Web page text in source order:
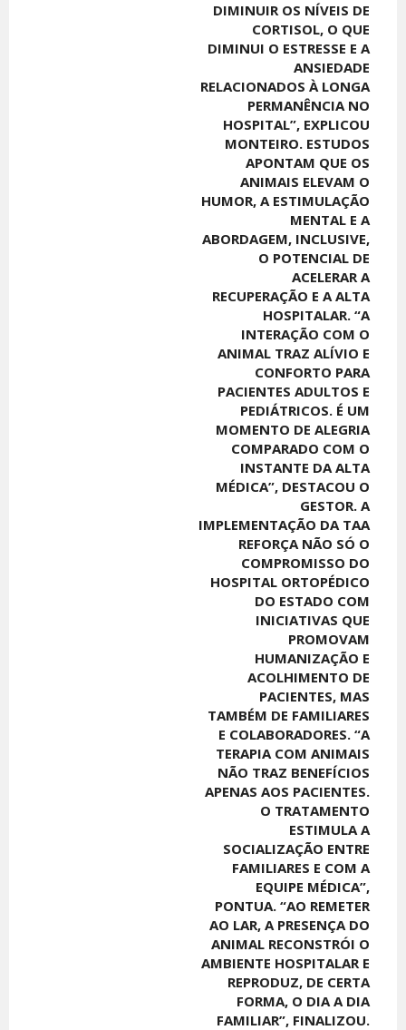
DIMINUIR OS NÍVEIS DE
CORTISOL, O QUE
DIMINUI O ESTRESSE E A
ANSIEDADE
RELACIONADOS À LONGA
PERMANÊNCIA NO
HOSPITAL”, EXPLICOU
MONTEIRO. ESTUDOS
APONTAM QUE OS
ANIMAIS ELEVAM O
HUMOR, A ESTIMULAÇÃO
MENTAL E A
ABORDAGEM, INCLUSIVE,
O POTENCIAL DE
ACELERAR A
RECUPERAÇÃO E A ALTA
HOSPITALAR. “A
INTERAÇÃO COM O
ANIMAL TRAZ ALÍVIO E
CONFORTO PARA
PACIENTES ADULTOS E
PEDIÁTRICOS. É UM
MOMENTO DE ALEGRIA
COMPARADO COM O
INSTANTE DA ALTA
MÉDICA”, DESTACOU O
GESTOR. A
IMPLEMENTAÇÃO DA TAA
REFORÇA NÃO SÓ O
COMPROMISSO DO
HOSPITAL ORTOPÉDICO
DO ESTADO COM
INICIATIVAS QUE
PROMOVAM
HUMANIZAÇÃO E
ACOLHIMENTO DE
PACIENTES, MAS
TAMBÉM DE FAMILIARES
E COLABORADORES. “A
TERAPIA COM ANIMAIS
NÃO TRAZ BENEFÍCIOS
APENAS AOS PACIENTES.
O TRATAMENTO
ESTIMULA A
SOCIALIZAÇÃO ENTRE
FAMILIARES E COM A
EQUIPE MÉDICA”,
PONTUA. “AO REMETER
AO LAR, A PRESENÇA DO
ANIMAL RECONSTRÓI O
AMBIENTE HOSPITALAR E
REPRODUZ, DE CERTA
FORMA, O DIA A DIA
FAMILIAR”, FINALIZOU.